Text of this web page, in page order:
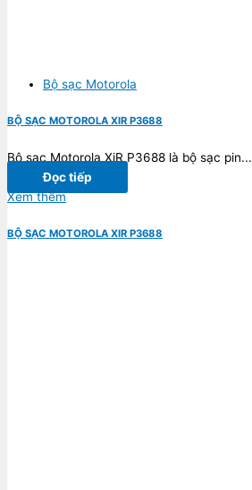
Bộ sạc Motorola
BỘ SẠC MOTOROLA XIR P3688
Bộ sạc Motorola XiR P3688 là bộ sạc pin...
Đọc tiếp
Xem thêm
BỘ SẠC MOTOROLA XIR P3688